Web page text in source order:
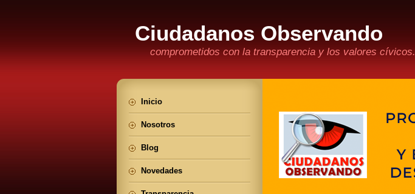
Ciudadanos Observando
comprometidos con la transparencia y los valores cívicos.
Inicio
Nosotros
Blog
Novedades